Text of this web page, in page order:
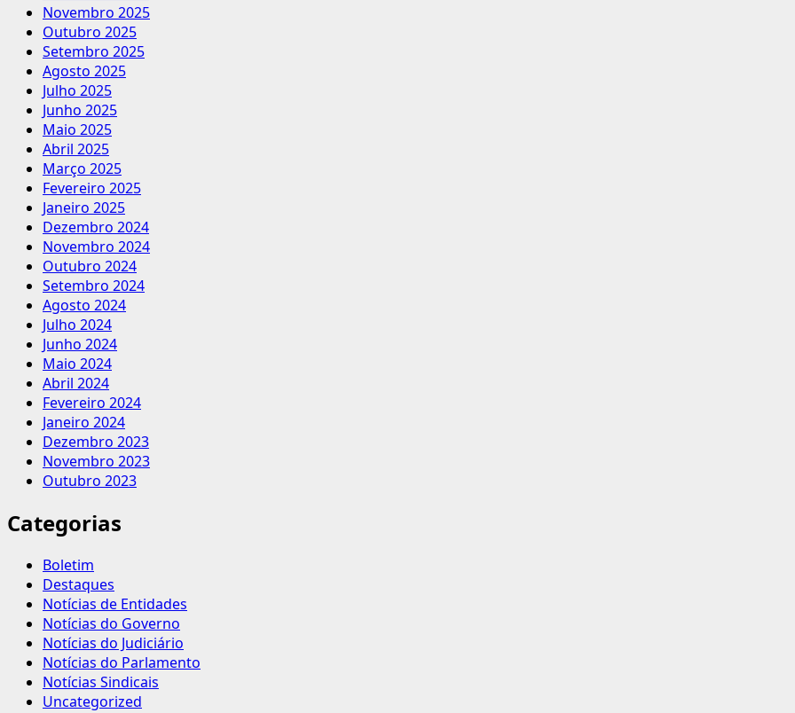
Novembro 2025
Outubro 2025
Setembro 2025
Agosto 2025
Julho 2025
Junho 2025
Maio 2025
Abril 2025
Março 2025
Fevereiro 2025
Janeiro 2025
Dezembro 2024
Novembro 2024
Outubro 2024
Setembro 2024
Agosto 2024
Julho 2024
Junho 2024
Maio 2024
Abril 2024
Fevereiro 2024
Janeiro 2024
Dezembro 2023
Novembro 2023
Outubro 2023
Categorias
Boletim
Destaques
Notícias de Entidades
Notícias do Governo
Notícias do Judiciário
Notícias do Parlamento
Notícias Sindicais
Uncategorized